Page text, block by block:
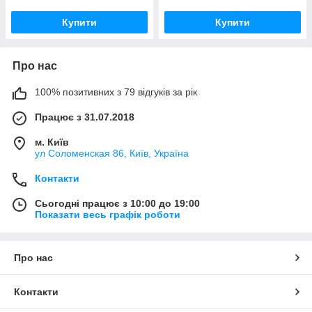
Купити Купити
Про нас
100% позитивних з 79 відгуків за рік
Працює з 31.07.2018
м. Київ
ул Соломенская 86, Київ, Україна
Контакти
Сьогодні працює з 10:00 до 19:00
Показати весь графік роботи
Про нас
Контакти